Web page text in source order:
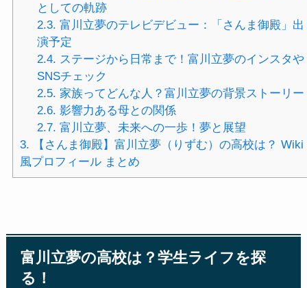
としての軌跡
2.3. 富川立夢のテレビデビュー：「さんま御殿」出
演予定
2.4. ステージから日常まで！富川立夢のインスタや
SNSチェック
2.5. 家族ってどんな人？富川立夢の背景ストーリー
2.6. 影響力ある母との関係
2.7. 富川立夢、未来への一歩！夢と展望
3. 【さんま御殿】富川立夢（りずむ）の高校は？ Wiki
風プロフィール まとめ
富川立夢の高校は？学生ライフを探
る！